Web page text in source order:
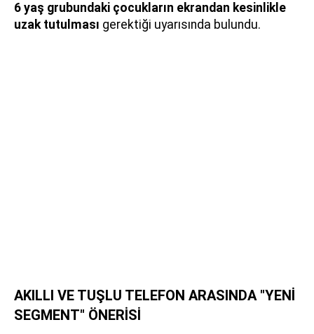
6 yaş grubundaki çocukların ekrandan kesinlikle
uzak tutulması gerektiği uyarısında bulundu.
AKILLI VE TUŞLU TELEFON ARASINDA "YENİ
SEGMENT" ÖNERİSİ